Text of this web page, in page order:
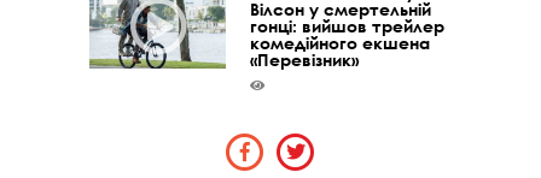
Вілсон у смертельній
гонці: вийшов трейлер
комедійного екшена
«Перевізник»